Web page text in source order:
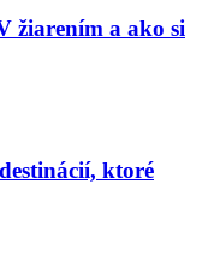
žiarením a ako si
ktoré